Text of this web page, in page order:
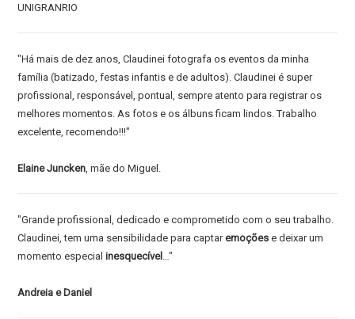
UNIGRANRIO
"Há mais de dez anos, Claudinei fotografa os eventos da minha
família (batizado, festas infantis e de adultos). Claudinei é super
profissional, responsável, pontual, sempre atento para registrar os
melhores momentos. As fotos e os álbuns ficam lindos. Trabalho
excelente, recomendo!!!"
Elaine Juncken , mãe do Miguel.
"Grande profissional, dedicado e comprometido com o seu trabalho.
Claudinei, tem uma sensibilidade para captaremoções e deixar um
momento especialinesquecível …"
Andreia e Daniel